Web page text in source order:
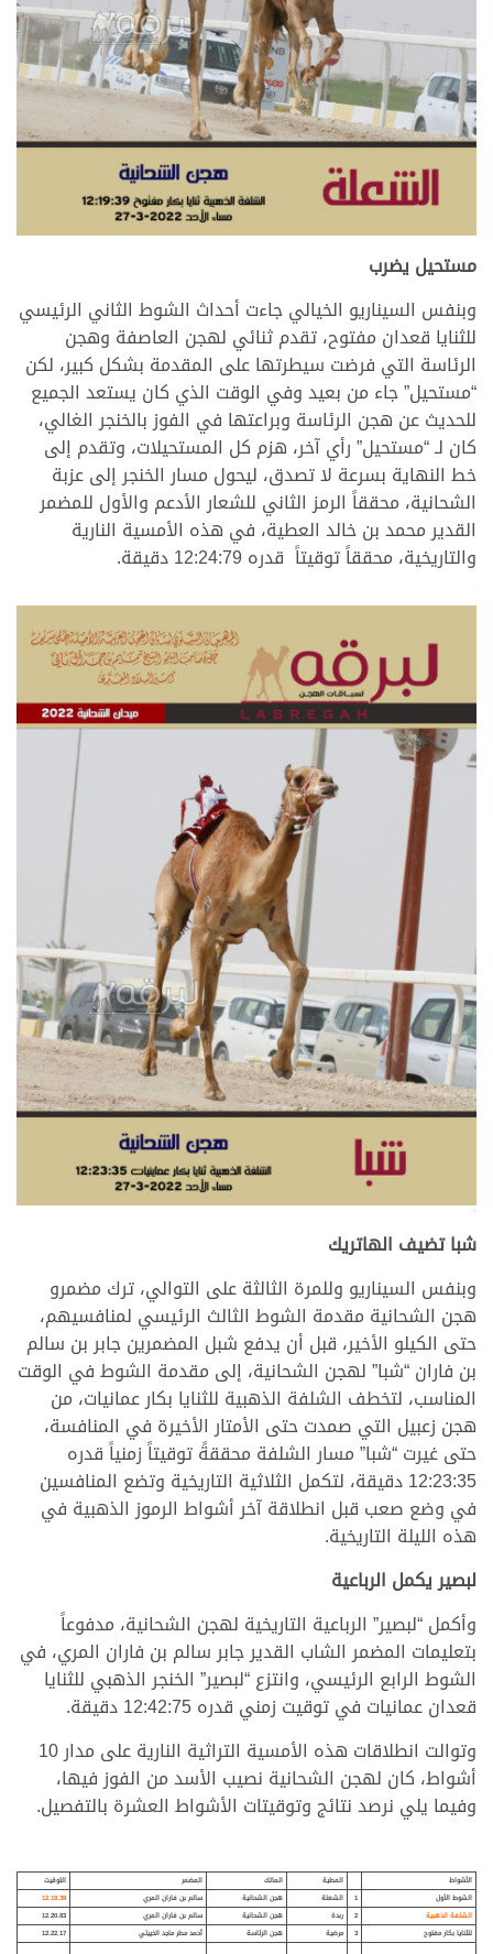
مستحيل يضرب
وبنفس السيناريو الخيالي جاءت أحداث الشوط الثاني الرئيسي
للثنايا قعدان مفتوح، تقدم ثنائي لهجن العاصفة وهجن
الرئاسة التي فرضت سيطرتها على المقدمة بشكل كبير، لكن
“مستحيل” جاء من بعيد وفي الوقت الذي كان يستعد الجميع
للحديث عن هجن الرئاسة وبراعتها في الفوز بالخنجر الغالي،
كان لـ “مستحيل” رأي آخر، هزم كل المستحيلات، وتقدم إلى
خط النهاية بسرعة لا تصدق، ليحول مسار الخنجر إلى عزبة
الشحانية، محققاً الرمز الثاني للشعار الأدعم والأول للمضمر
القدير محمد بن خالد العطية، في هذه الأمسية النارية
والتاريخية، محققاً توقيتاً قدره 12:24:79 دقيقة.
.
شبا تضيف الهاتريك
وبنفس السيناريو وللمرة الثالثة على التوالي، ترك مضمرو
هجن الشحانية مقدمة الشوط الثالث الرئيسي لمنافسيهم،
حتى الكيلو الأخير، قبل أن يدفع شبل المضمرين جابر بن سالم
بن فاران “شبا” لهجن الشحانية، إلى مقدمة الشوط في الوقت
المناسب، لتخطف الشلفة الذهبية للثنايا بكار عمانيات، من
هجن زعبيل التي صمدت حتى الأمتار الأخيرة في المنافسة،
حتى غيرت “شبا” مسار الشلفة محققةً توقيتاً زمنياً قدره
12:23:35 دقيقة، لتكمل الثلاثية التاريخية وتضع المنافسين
في وضع صعب قبل انطلاقة آخر أشواط الرموز الذهبية في
هذه الليلة التاريخية.
لبصير يكمل الرباعية
وأكمل “لبصير” الرباعية التاريخية لهجن الشحانية، مدفوعاً
بتعليمات المضمر الشاب القدير جابر سالم بن فاران المري، في
الشوط الرابع الرئيسي، وانتزع “لبصير” الخنجر الذهبي للثنايا
قعدان عمانيات في توقيت زمني قدره 12:42:75 دقيقة.
وتوالت انطلاقات هذه الأمسية التراثية النارية على مدار 10
أشواط، كان لهجن الشحانية نصيب الأسد من الفوز فيها،
وفيما يلي نرصد نتائج وتوقيتات الأشواط العشرة بالتفصيل.
الأشواط المطية المالك المضمر
التوقيت
الشوط الأول
1 الشعلة هجن الشحانية سالم بن فاران المري
12.19.39
الشلفة الذهبية
2 ربدة هجن الشحانية سالم بن فاران المري
12.20.83
للثنايا بكار مفتوح
3 مرضية هجن الرئاسة أحمد مطر ماجد الخييلي 12.22.17